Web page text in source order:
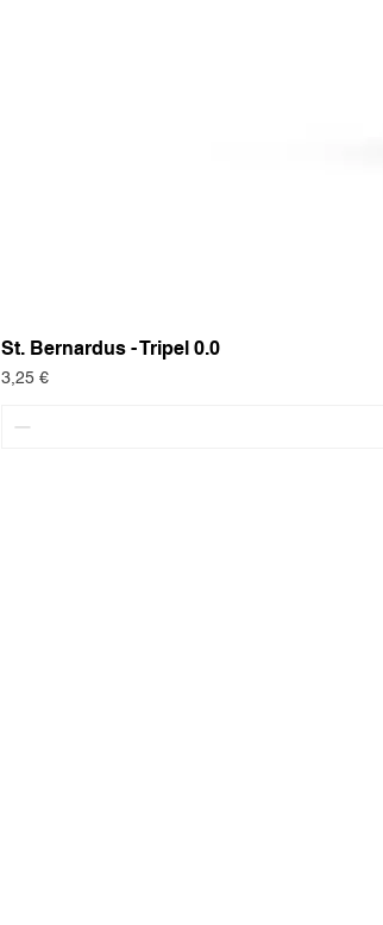
St. Bernardus - Tripel 0.0
Preis
3,25 €